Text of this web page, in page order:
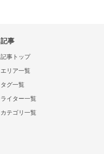
記事
記事トップ
エリア一覧
タグ一覧
ライター一覧
カテゴリ一覧